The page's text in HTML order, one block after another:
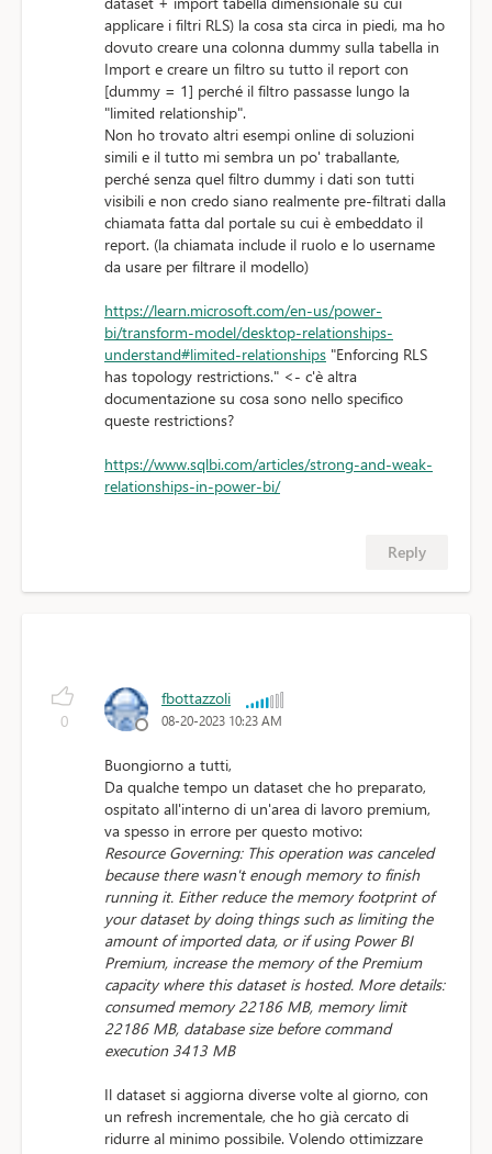
applicare i filtri RLS) la cosa sta circa in piedi, ma ho
dovuto creare una colonna dummy sulla tabella in
Import e creare un filtro su tutto il report con
[dummy = 1] perché il filtro passasse lungo la
"limited relationship".
Non ho trovato altri esempi online di soluzioni
simili e il tutto mi sembra un po' traballante,
perché senza quel filtro dummy i dati son tutti
visibili e non credo siano realmente pre-filtrati dalla
chiamata fatta dal portale su cui è embeddato il
report. (la chiamata include il ruolo e lo username
da usare per filtrare il modello)
https://learn.microsoft.com/en-us/power-
bi/transform-model/desktop-relationships-
understand#limited-relationships "Enforcing RLS
has topology restrictions." <- c'è altra
documentazione su cosa sono nello specifico
queste restrictions?
https://www.sqlbi.com/articles/strong-and-weak-
relationships-in-power-bi/
Reply
0
fbottazzoli
08-20-2023 10:23 AM
Buongiorno a tutti,
Da qualche tempo un dataset che ho preparato,
ospitato all'interno di un'area di lavoro premium,
va spesso in errore per questo motivo:
Resource Governing: This operation was canceled
because there wasn't enough memory to finish
running it. Either reduce the memory footprint of
your dataset by doing things such as limiting the
amount of imported data, or if using Power BI
Premium, increase the memory of the Premium
capacity where this dataset is hosted. More details:
consumed memory 22186 MB, memory limit
22186 MB, database size before command
execution 3413 MB
Il dataset si aggiorna diverse volte al giorno, con
un refresh incrementale, che ho già cercato di
ridurre al minimo possibile. Volendo ottimizzare